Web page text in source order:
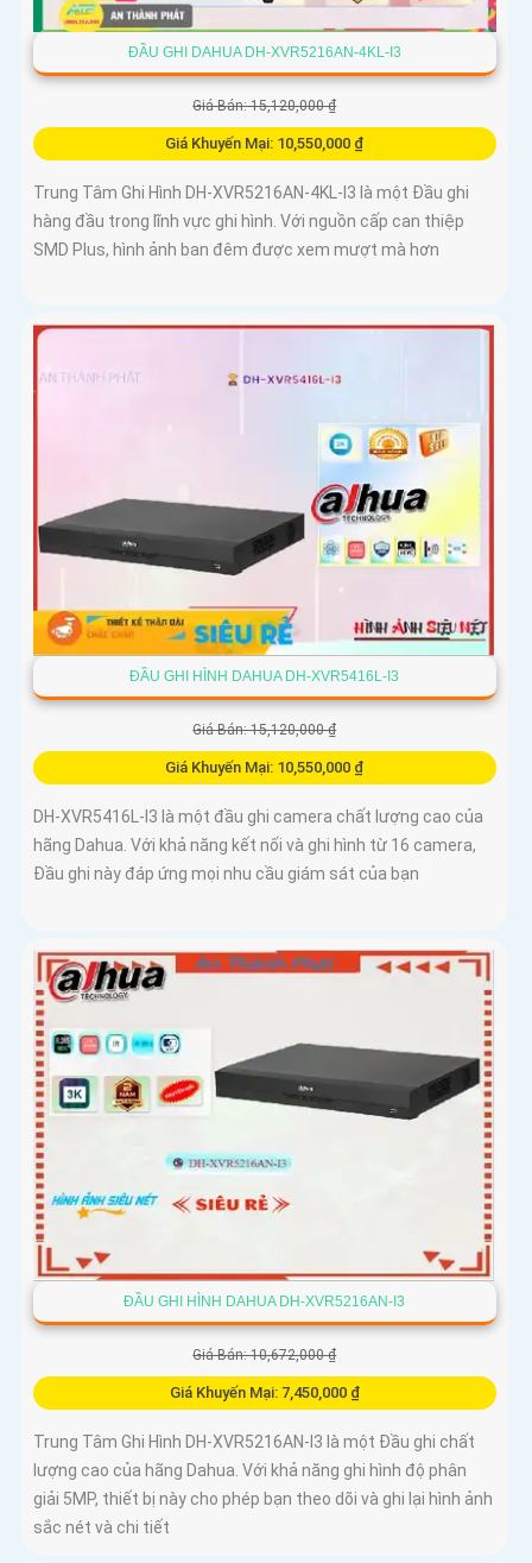
ĐẦU GHI DAHUA DH-XVR5216AN-4KL-I3
Giá Bán: 15,120,000 ₫
Giá Khuyến Mại: 10,550,000 ₫
Trung Tâm Ghi Hình DH-XVR5216AN-4KL-I3 là một Đầu ghi
hàng đầu trong lĩnh vực ghi hình. Với nguồn cấp can thiệp
SMD Plus, hình ảnh ban đêm được xem mượt mà hơn
ĐẦU GHI HÌNH DAHUA DH-XVR5416L-I3
Giá Bán: 15,120,000 ₫
Giá Khuyến Mại: 10,550,000 ₫
DH-XVR5416L-I3 là một đầu ghi camera chất lượng cao của
hãng Dahua. Với khả năng kết nối và ghi hình từ 16 camera,
Đầu ghi này đáp ứng mọi nhu cầu giám sát của bạn
ĐẦU GHI HÌNH DAHUA DH-XVR5216AN-I3
Giá Bán: 10,672,000 ₫
Giá Khuyến Mại: 7,450,000 ₫
Trung Tâm Ghi Hình DH-XVR5216AN-I3 là một Đầu ghi chất
lượng cao của hãng Dahua. Với khả năng ghi hình độ phân
giải 5MP, thiết bị này cho phép bạn theo dõi và ghi lại hình ảnh
sắc nét và chi tiết